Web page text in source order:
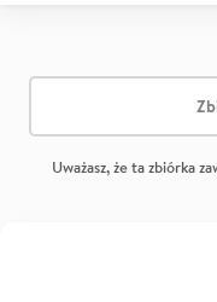
Uważasz, że ta zbiórka